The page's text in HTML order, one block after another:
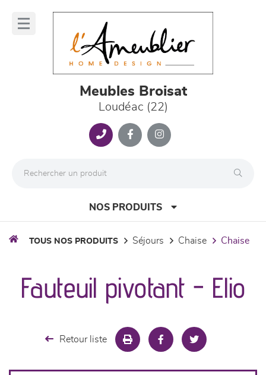
Meubles Broisat
Loudéac (22)
NOS PRODUITS
séjours
meubles de complément
TOUS NOS PRODUITS séjours chaise chaise
Fauteuil pivotant - Elio
Retour liste